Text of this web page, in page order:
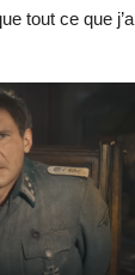
tout ce que